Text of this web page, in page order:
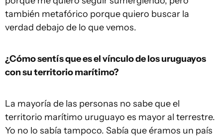
también metafórico porque quiero buscar la
verdad debajo de lo que vemos.
¿Cómo sentís que es el vínculo de los uruguayos
con su territorio marítimo?
La mayoría de las personas no sabe que el
territorio marítimo uruguayo es mayor al terrestre.
Yo no lo sabía tampoco. Sabía que éramos un país